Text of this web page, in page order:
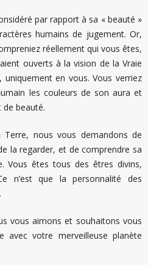
par rapport à sa « beauté »
humains de jugement. Or,
réellement qui vous êtes,
ouverts à la vision de la Vraie
en vous. Vous verriez
les couleurs de son aura et
de beauté.
nous vous demandons de
la regarder, et de comprendre sa
Vous êtes tous des êtres divins,
n’est que la personnalité des
vous aimons et souhaitons vous
avec votre merveilleuse planète